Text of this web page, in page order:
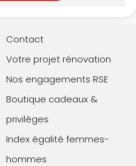
Contact
Votre projet rénovation
Nos engagements RSE
Boutique cadeaux &
privilèges
Index égalité femmes-
hommes